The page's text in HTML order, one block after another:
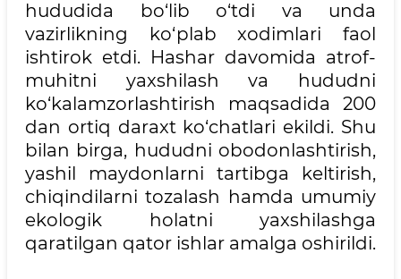
hududida bo‘lib o‘tdi va unda
vazirlikning ko‘plab xodimlari faol
ishtirok etdi. Hashar davomida atrof-
muhitni yaxshilash va hududni
ko‘kalamzorlashtirish maqsadida 200
dan ortiq daraxt ko‘chatlari ekildi. Shu
bilan birga, hududni obodonlashtirish,
yashil maydonlarni tartibga keltirish,
chiqindilarni tozalash hamda umumiy
ekologik holatni yaxshilashga
qaratilgan qator ishlar amalga oshirildi.